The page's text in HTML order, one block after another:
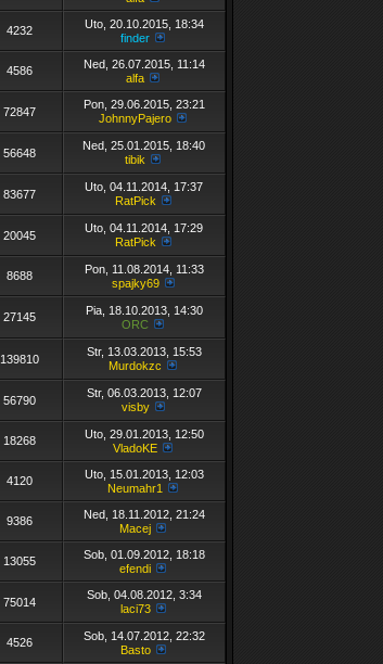
4232
Uto, 20.10.2015, 18:34
finder
4586
Ned, 26.07.2015, 11:14
alfa
72847
Pon, 29.06.2015, 23:21
JohnnyPajero
56648
Ned, 25.01.2015, 18:40
tibik
83677
Uto, 04.11.2014, 17:37
RatPick
20045
Uto, 04.11.2014, 17:29
RatPick
8688
Pon, 11.08.2014, 11:33
spajky69
27145
Pia, 18.10.2013, 14:30
ORC
139810
Str, 13.03.2013, 15:53
Murdokzc
56790
Str, 06.03.2013, 12:07
visby
18268
Uto, 29.01.2013, 12:50
VladoKE
4120
Uto, 15.01.2013, 12:03
Neumahr1
9386
Ned, 18.11.2012, 21:24
Macej
13055
Sob, 01.09.2012, 18:18
efendi
75014
Sob, 04.08.2012, 3:34
laci73
4526
Sob, 14.07.2012, 22:32
Basto